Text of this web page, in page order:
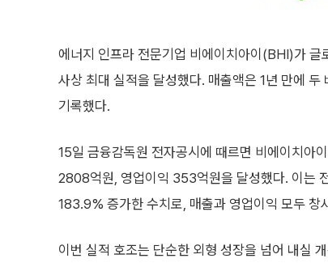
에너지 인프라 전문기업 비에이치아이(BHI)가 글
사상 최대 실적을 달성했다. 매출액은 1년 만에 두
기록했다.
15일 금융감독원 전자공시에 때르면 비에이치아
2808억원, 영업이익 353억원을 달성했다. 이는
183.9% 증가한 수치로, 매출과 영업이익 모두 창
이번 실적 호조는 단순한 외형 성장을 넘어 내실